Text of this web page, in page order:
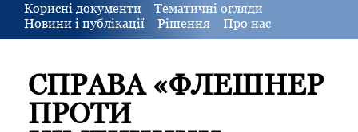
Корисні документи
Тематичні огляди
Новини і публікації
Рішення Про нас
СПРАВА «ФЛЕШНЕР
ПРОТИ